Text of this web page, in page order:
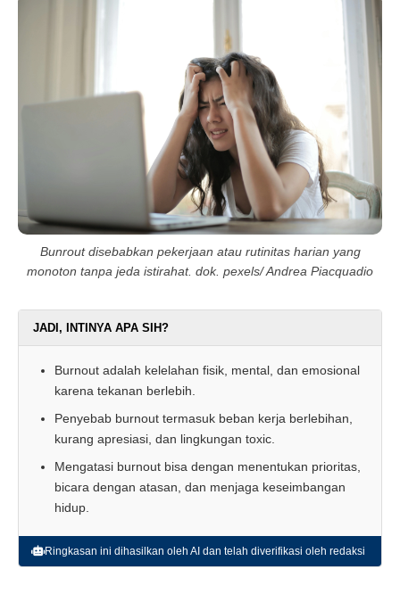
Bunrout disebabkan pekerjaan atau rutinitas harian yang
monoton tanpa jeda istirahat. dok. pexels/ Andrea Piacquadio
JADI, INTINYA APA SIH?
Burnout adalah kelelahan fisik, mental, dan emosional
karena tekanan berlebih.
Penyebab burnout termasuk beban kerja berlebihan,
kurang apresiasi, dan lingkungan toxic.
Mengatasi burnout bisa dengan menentukan prioritas,
bicara dengan atasan, dan menjaga keseimbangan
hidup.
Ringkasan ini dihasilkan oleh AI dan telah diverifikasi oleh redaksi